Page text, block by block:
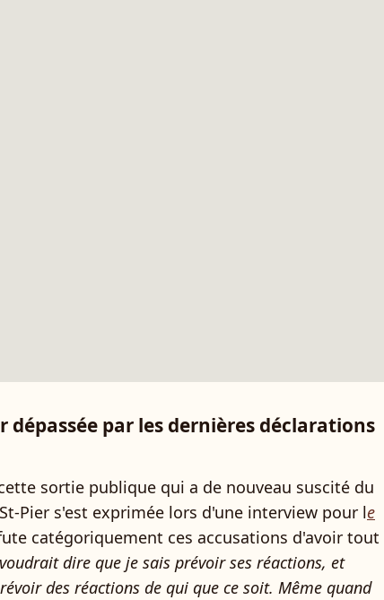
dépassée par les dernières déclarations
sortie publique qui a de nouveau suscité du
Pier s'est exprimée lors d'une interview pour le
catégoriquement ces accusations d'avoir tout
dire que je sais prévoir ses réactions, et
des réactions de qui que ce soit. Même quand